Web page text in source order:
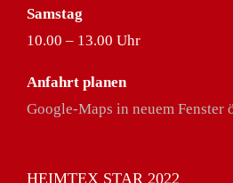
Samstag
10.00 – 13.00 Uhr
Anfahrt planen
Google-Maps in neuem Fenster
HEIMTEX STAR 2022